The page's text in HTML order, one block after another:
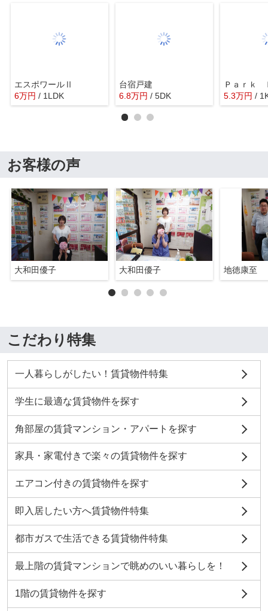
エスポワールⅡ
6万円 / 1LDK
台宿戸建
6.8万円 / 5DK
Ｐａｒｋ
5.3万円 /
お客様の声
大和田優子 大和田優子 地徳康至
こだわり特集
一人暮らしがしたい！賃貸物件特集
学生に最適な賃貸物件を探す
角部屋の賃貸マンション・アパートを探す
家具・家電付きで楽々の賃貸物件を探す
エアコン付きの賃貸物件を探す
即入居したい方へ賃貸物件特集
都市ガスで生活できる賃貸物件特集
最上階の賃貸マンションで眺めのいい暮らしを！
1階の賃貸物件を探す